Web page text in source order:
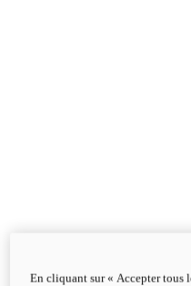
En cliquant sur « Accepter tous